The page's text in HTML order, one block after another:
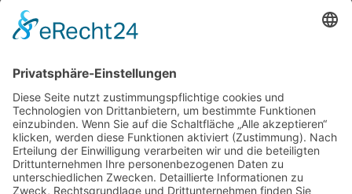
LADEbuxe bieten wir eine innovative Alternative
zu Marken wie Mey, Schiesser und Triumph und
den innovativsten und designstärksten Start-
Ups in Deutschland gehören.
teilen teilen teilen